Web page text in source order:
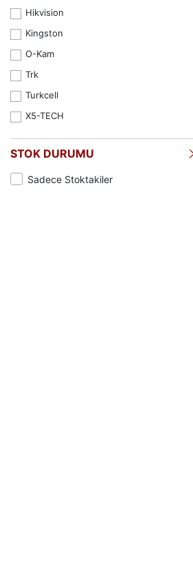
Hikvision
Kingston
O-Kam
Trk
Turkcell
X5-TECH
STOK DURUMU
Sadece Stoktakiler